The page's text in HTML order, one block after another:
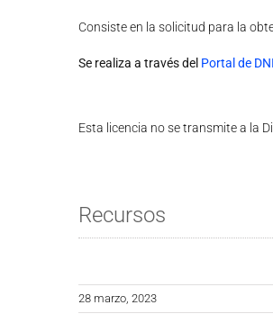
Consiste en la solicitud para la
Se realiza a través del Portal de
Esta licencia no se transmite a la
Recursos
28 marzo, 2023